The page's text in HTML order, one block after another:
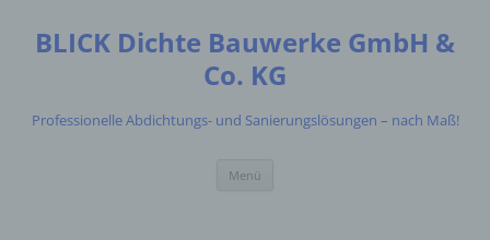
springen
BLICK Dichte Bauwerke GmbH &
Co. KG
Professionelle Abdichtungs- und Sanierungslösungen – nach Maß!
Menü